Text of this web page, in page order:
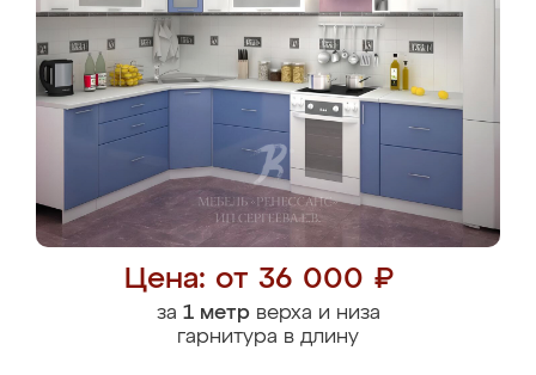
Цена: от 36 000 ₽
за 1 метрверха и низа
гарнитура в длину